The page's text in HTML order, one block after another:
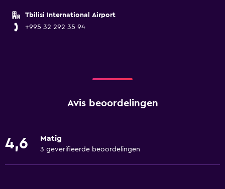
Tbilisi International Airport
+995 32 292 35 94
Avis beoordelingen
4,6 Matig
3 geverifieerde beoordelingen